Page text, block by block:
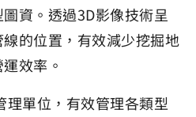
資。透過3D影像技術呈
的位置，有效減少挖掘地
效率。
單位，有效管理各類型